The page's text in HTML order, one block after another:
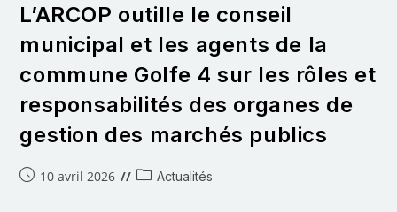
L’ARCOP outille le conseil
municipal et les agents de la
commune Golfe 4 sur les rôles et
responsabilités des organes de
gestion des marchés publics
10 avril 2026 Actualités